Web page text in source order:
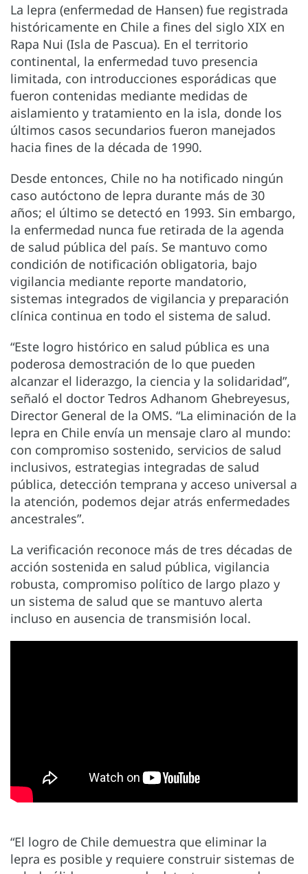
La lepra (enfermedad de Hansen) fue registrada
históricamente en Chile a fines del siglo XIX en
Rapa Nui (Isla de Pascua). En el territorio
continental, la enfermedad tuvo presencia
limitada, con introducciones esporádicas que
fueron contenidas mediante medidas de
aislamiento y tratamiento en la isla, donde los
últimos casos secundarios fueron manejados
hacia fines de la década de 1990.
Desde entonces, Chile no ha notificado ningún
caso autóctono de lepra durante más de 30
años; el último se detectó en 1993. Sin embargo,
la enfermedad nunca fue retirada de la agenda
de salud pública del país. Se mantuvo como
condición de notificación obligatoria, bajo
vigilancia mediante reporte mandatorio,
sistemas integrados de vigilancia y preparación
clínica continua en todo el sistema de salud.
“Este logro histórico en salud pública es una
poderosa demostración de lo que pueden
alcanzar el liderazgo, la ciencia y la solidaridad”,
señaló el doctor Tedros Adhanom Ghebreyesus,
Director General de la OMS. “La eliminación de la
lepra en Chile envía un mensaje claro al mundo:
con compromiso sostenido, servicios de salud
inclusivos, estrategias integradas de salud
pública, detección temprana y acceso universal a
la atención, podemos dejar atrás enfermedades
ancestrales”.
La verificación reconoce más de tres décadas de
acción sostenida en salud pública, vigilancia
robusta, compromiso político de largo plazo y
un sistema de salud que se mantuvo alerta
incluso en ausencia de transmisión local.
“El logro de Chile demuestra que eliminar la
lepra es posible y requiere construir sistemas de